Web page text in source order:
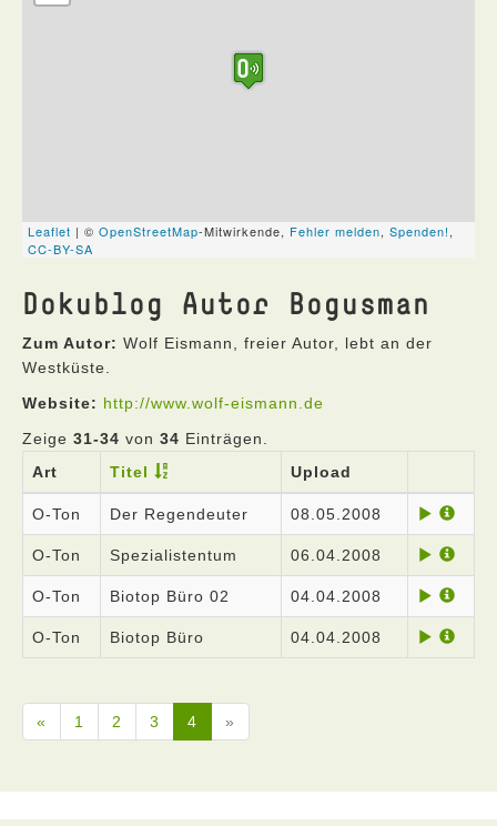
Dokublog Autor Bogusman
Zum Autor: Wolf Eismann, freier Autor, lebt an der
Westküste.
Website: http://www.wolf-eismann.de
Zeige 31-34 von 34 Einträgen.
Art
Titel Upload
O-Ton Der Regendeuter 08.05.2008
O-Ton Spezialistentum 06.04.2008
O-Ton Biotop Büro 02 04.04.2008
O-Ton Biotop Büro 04.04.2008
« 1 2 3 4 »